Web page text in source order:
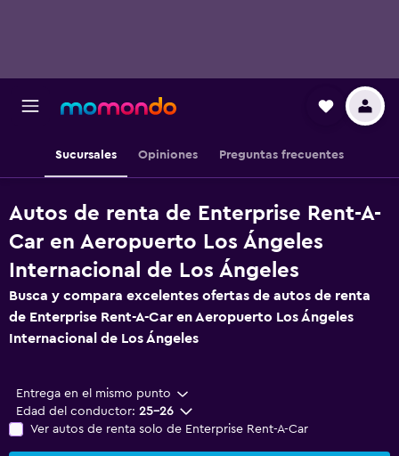
Sucursales Opiniones Preguntas frecuentes
Autos de renta de Enterprise Rent-A-
Car en Aeropuerto Los Ángeles
Internacional de Los Ángeles
Busca y compara excelentes ofertas de autos de renta
de Enterprise Rent-A-Car en Aeropuerto Los Ángeles
Internacional de Los Ángeles
Entrega en el mismo punto
Edad del conductor: 25-26
Ver autos de renta solo de Enterprise Rent-A-Car